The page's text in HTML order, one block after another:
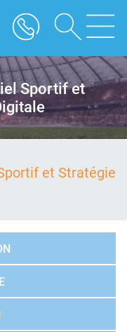
Sportif et
et Stratégie